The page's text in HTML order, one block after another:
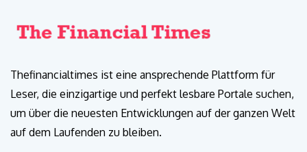
Thefinancialtimes ist eine ansprechende Plattform für
Leser, die einzigartige und perfekt lesbare Portale suchen,
um über die neuesten Entwicklungen auf der ganzen Welt
auf dem Laufenden zu bleiben.